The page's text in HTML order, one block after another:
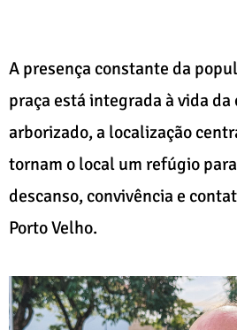
A presença constante da
praça está integrada à vida
arborizado, a localização
tornam o local um refúgio
descanso, convivência e
Porto Velho.